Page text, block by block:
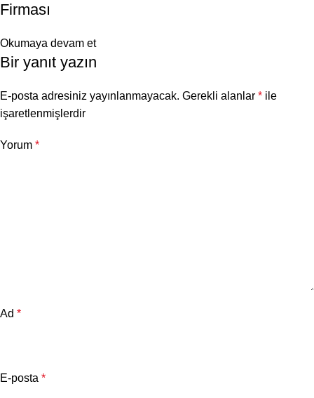
Firması
Okumaya devam et
Bir yanıt yazın
E-posta adresiniz yayınlanmayacak. Gerekli alanlar * ile
işaretlenmişlerdir
Yorum *
Ad *
E-posta *